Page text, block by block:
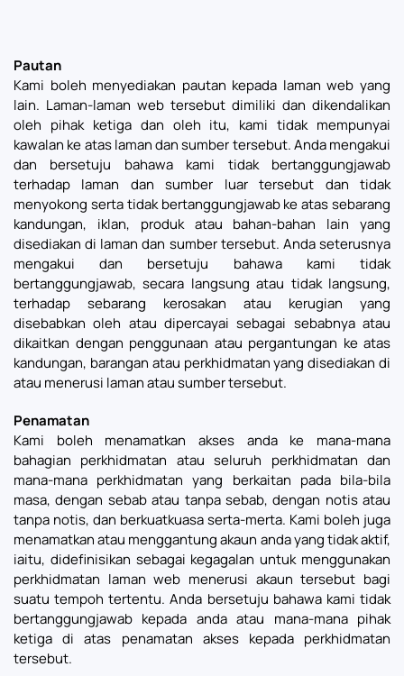
Pautan
Kami boleh menyediakan pautan kepada laman web yang
lain. Laman-laman web tersebut dimiliki dan dikendalikan
oleh pihak ketiga dan oleh itu, kami tidak mempunyai
kawalan ke atas laman dan sumber tersebut. Anda mengakui
dan bersetuju bahawa kami tidak bertanggungjawab
terhadap laman dan sumber luar tersebut dan tidak
menyokong serta tidak bertanggungjawab ke atas sebarang
kandungan, iklan, produk atau bahan-bahan lain yang
disediakan di laman dan sumber tersebut. Anda seterusnya
mengakui dan bersetuju bahawa kami tidak
bertanggungjawab, secara langsung atau tidak langsung,
terhadap sebarang kerosakan atau kerugian yang
disebabkan oleh atau dipercayai sebagai sebabnya atau
dikaitkan dengan penggunaan atau pergantungan ke atas
kandungan, barangan atau perkhidmatan yang disediakan di
atau menerusi laman atau sumber tersebut.
Penamatan
Kami boleh menamatkan akses anda ke mana-mana
bahagian perkhidmatan atau seluruh perkhidmatan dan
mana-mana perkhidmatan yang berkaitan pada bila-bila
masa, dengan sebab atau tanpa sebab, dengan notis atau
tanpa notis, dan berkuatkuasa serta-merta. Kami boleh juga
menamatkan atau menggantung akaun anda yang tidak aktif,
iaitu, didefinisikan sebagai kegagalan untuk menggunakan
perkhidmatan laman web menerusi akaun tersebut bagi
suatu tempoh tertentu. Anda bersetuju bahawa kami tidak
bertanggungjawab kepada anda atau mana-mana pihak
ketiga di atas penamatan akses kepada perkhidmatan
tersebut.